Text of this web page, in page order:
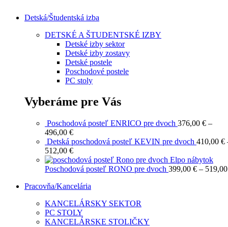
Detská/Študentská izba
DETSKÉ A ŠTUDENTSKÉ IZBY
Detské izby sektor
Detské izby zostavy
Detské postele
Poschodové postele
PC stoly
Vyberáme pre Vás
Poschodová posteľ ENRICO pre dvoch 376,00 € –
496,00 €Price
range:
376,00 €
through
496,00 €
Detská poschodová posteľ KEVIN pre dvoch 410,00 €
512,00 €Price
range:
410,00 €
512,00 €
Poschodová posteľ RONO pre dvoch 399,00 € –
Pracovňa/Kancelária
KANCELÁRSKY SEKTOR
PC STOLY
KANCELÁRSKE STOLIČKY